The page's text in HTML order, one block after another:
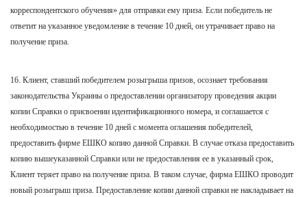
корреспондентского обучения» для отправки ему приза. Если победитель не
ответит на указанное уведомление в течение 10 дней, он утрачивает право на
получение приза.
16. Клиент, ставший победителем розыгрыша призов, осознает требования
законодательства Украины о предоставлении организатору проведения акции
копии Справки о присвоении идентификационного номера, и соглашается с
необходимостью в течение 10 дней с момента оглашения победителей,
предоставить фирме ЕШКО копию данной Справки. В случае отказа предоставить
копию вышеуказанной Справки или не предоставления ее в указанный срок,
Клиент теряет право на получение приза. В таком случае, фирма ЕШКО проводит
новый розыгрыш приза. Предоставление копии данной справки не накладывает на